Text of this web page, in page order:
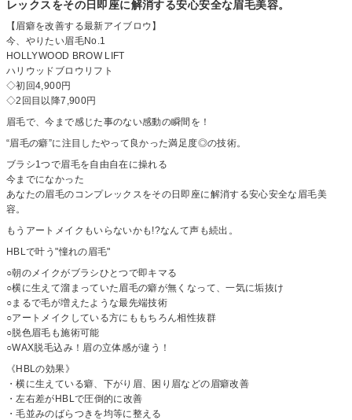
レックスをその日即座に解消する安心安全な眉毛美容。
【眉癖を改善する最新アイブロウ】
今、やりたい眉毛No.1
HOLLYWOOD BROW LIFT
ハリウッドブロウリフト
◇初回4,900円
◇2回目以降7,900円
眉毛で、今まで感じた事のない感動の瞬間を！
“眉毛の癖”に注目したやって良かった満足度◎の技術。
ブラシ1つで眉毛を自由自在に操れる
今までになかった
あなたの眉毛のコンプレックスをその日即座に解消する安心安全な眉毛美
容。
もうアートメイクもいらないかも!?なんて声も続出。
HBLで叶う"憧れの眉毛"
○朝のメイクがブラシひとつで即キマる
○横に生えて溜まっていた眉毛の癖が無くなって、一気に垢抜け
○まるで毛が増えたような最先端技術
○アートメイクしている方にももちろん相性抜群
○脱色眉毛も施術可能
○WAX脱毛込み！眉の立体感が違う！
《HBLの効果》
・横に生えている癖、下がり眉、困り眉などの眉癖改善
・左右差がHBLで圧倒的に改善
・毛並みのばらつきを均等に整える